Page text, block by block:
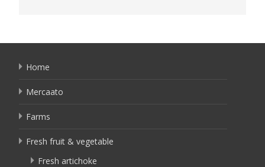
Home
Mercaato
Farms
Fresh fruit & vegetable
Fresh artichoke